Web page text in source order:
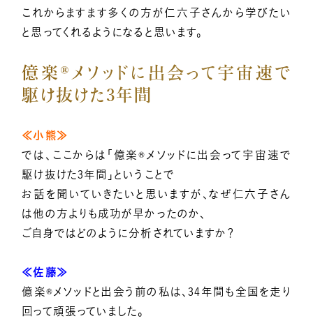
これからますます多くの方が仁六子さんから学びたい
と思ってくれるようになると思います。
億楽®メソッドに出会って宇宙速で
駆け抜けた3年間
≪小熊≫
では、ここからは「億楽®メソッドに出会って宇宙速で
駆け抜けた3年間」ということで
お話を聞いていきたいと思いますが、なぜ仁六子さん
は他の方よりも成功が早かったのか、
ご自身ではどのように分析されていますか？
≪佐藤≫
億楽®メソッドと出会う前の私は、34年間も全国を走り
回って頑張っていました。